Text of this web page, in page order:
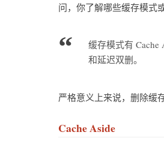
问，你了解哪些缓存模式
缓存模式有 Cache
和延迟双删。
严格意义上来说，删除缓
Cache Aside